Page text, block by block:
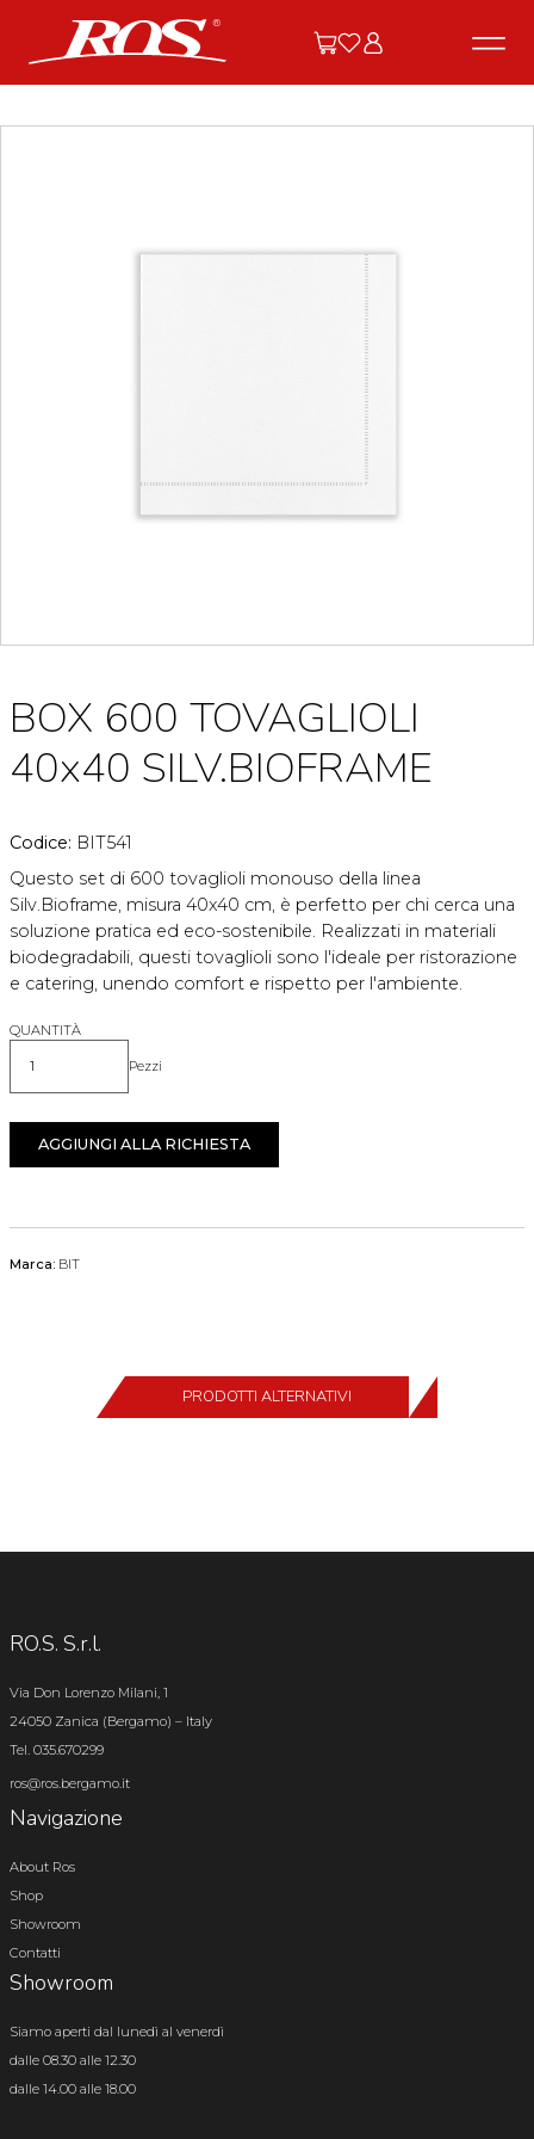
BOX 600 TOVAGLIOLI
40x40 SILV.BIOFRAME
Codice: BIT541
Questo set di 600 tovaglioli monouso della linea
Silv.Bioframe, misura 40x40 cm, è perfetto per chi cerca una
soluzione pratica ed eco-sostenibile. Realizzati in materiali
biodegradabili, questi tovaglioli sono l'ideale per ristorazione
e catering, unendo comfort e rispetto per l'ambiente.
QUANTITÀ
Quantità Pezzi
AGGIUNGI ALLA RICHIESTA
Marca: BIT
PRODOTTI ALTERNATIVI
RO.S. S.r.l.
Via Don Lorenzo Milani, 1
24050 Zanica (Bergamo) – Italy
Tel. 035.670299
ros@ros.bergamo.it
Navigazione
About Ros
Shop
Showroom
Contatti
Showroom
Siamo aperti dal lunedì al venerdì
dalle 08.30 alle 12.30
dalle 14.00 alle 18.00